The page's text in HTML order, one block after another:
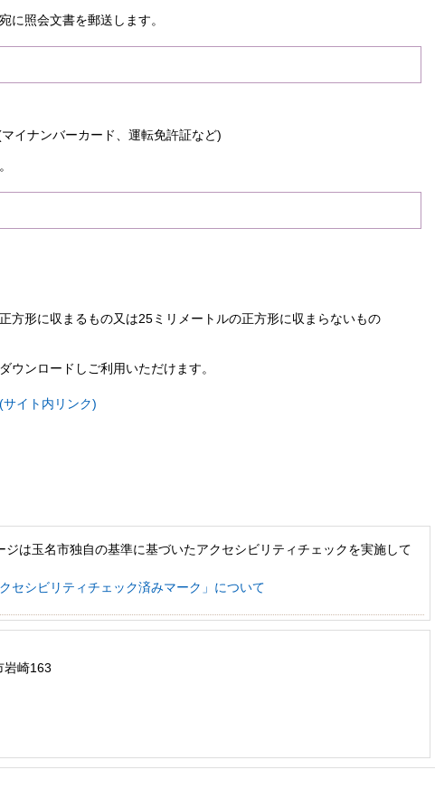
に照会文書を郵送します。
イナンバーカード、運転免許証など)
方形に収まるもの又は25ミリメートルの正方形に収まらないもの
ウンロードしご利用いただけます。
イト内リンク)
ジは玉名市独自の基準に基づいたアクセシビリティチェックを実施して
クセシビリティチェック済みマーク」について
岩崎163